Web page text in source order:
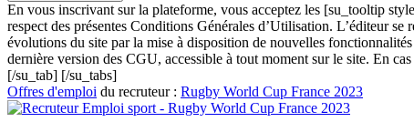
En vous inscrivant sur la plateforme, vous acceptez les [su_tooltip
respect des présentes Conditions Générales d’Utilisation. L’éditeur
évolutions du site par la mise à disposition de nouvelles
dernière version des CGU, accessible à tout moment sur le site. En
[/su_tab] [/su_tabs]
Offres d'emploi du recruteur : Rugby World Cup France 2023